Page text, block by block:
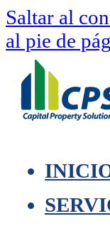
Saltar al
al pie de